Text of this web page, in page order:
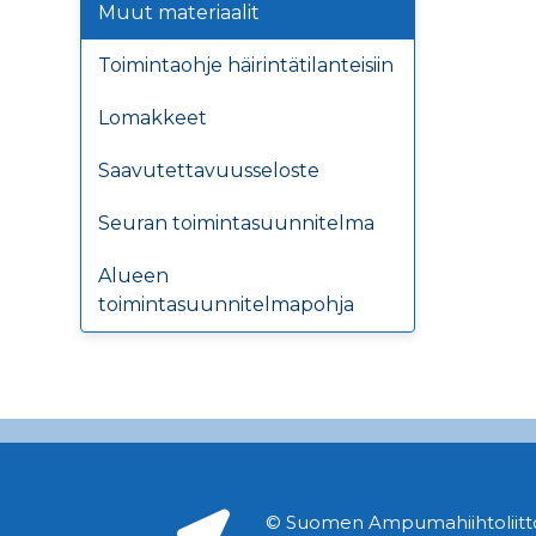
Muut materiaalit
Toimintaohje häirintätilanteisiin
Lomakkeet
Saavutettavuusseloste
Seuran toimintasuunnitelma
Alueen
toimintasuunnitelmapohja
© Suomen